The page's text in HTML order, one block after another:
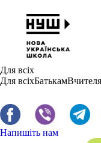
Для всіх
Для всіхБатькам
Напишіть нам